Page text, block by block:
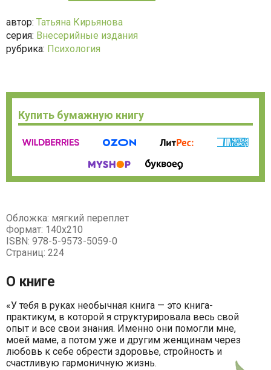
автор: Татьяна Кирьянова
серия: Внесерийные издания
рубрика: Психология
Купить бумажную книгу
Обложка: мягкий переплет
Формат: 140х210
ISBN: 978-5-9573-5059-0
Страниц: 224
О книге
«У тебя в руках необычная книга — это книга-
практикум, в которой я структурировала весь свой
опыт и все свои знания. Именно они помогли мне,
моей маме, а потом уже и другим женщинам через
любовь к себе обрести здоровье, стройность и
счастливую гармоничную жизнь.